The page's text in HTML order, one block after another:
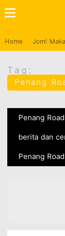
Home Jom!
Tag:
Penang
Penang
berita dan
Penang